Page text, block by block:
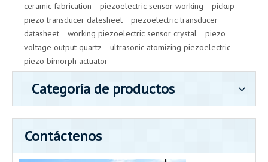
ceramic fabrication
piezoelectric sensor working
pickup
piezo transducer datesheet
piezoelectric transducer
datasheet
working piezoelectric sensor crystal
piezo
voltage output quartz
ultrasonic atomizing piezoelectric
piezo bimorph actuator
Categoría de productos
Contáctenos